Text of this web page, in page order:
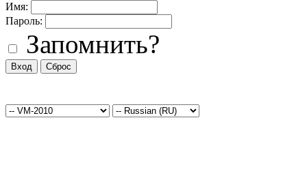
Имя:
Пароль:
Запомнить?